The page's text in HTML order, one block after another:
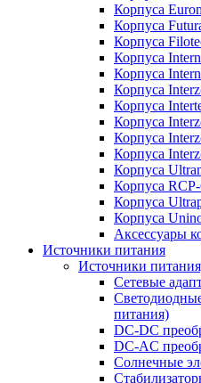
Корпуса
Корпуса
Корпуса
Корпуса
Корпуса
Корпуса
Корпуса
Корпуса
Корпуса
Корпуса
Корпуса
Корпуса
Корпуса
Корпуса
Аксессуары
Источники питания
Источники
Сетевые
питания)
DC-DC
DC-AC
Солнечные